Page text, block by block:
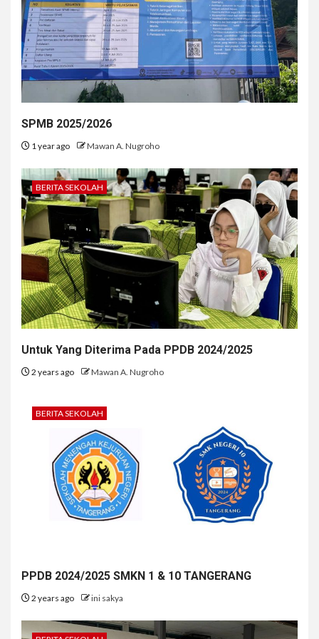
SPMB 2025/2026
1 year ago Mawan A. Nugroho
BERITA SEKOLAH
Untuk Yang Diterima Pada PPDB 2024/2025
2 years ago Mawan A. Nugroho
BERITA SEKOLAH
PPDB 2024/2025 SMKN 1 & 10 TANGERANG
2 years ago ini sakya